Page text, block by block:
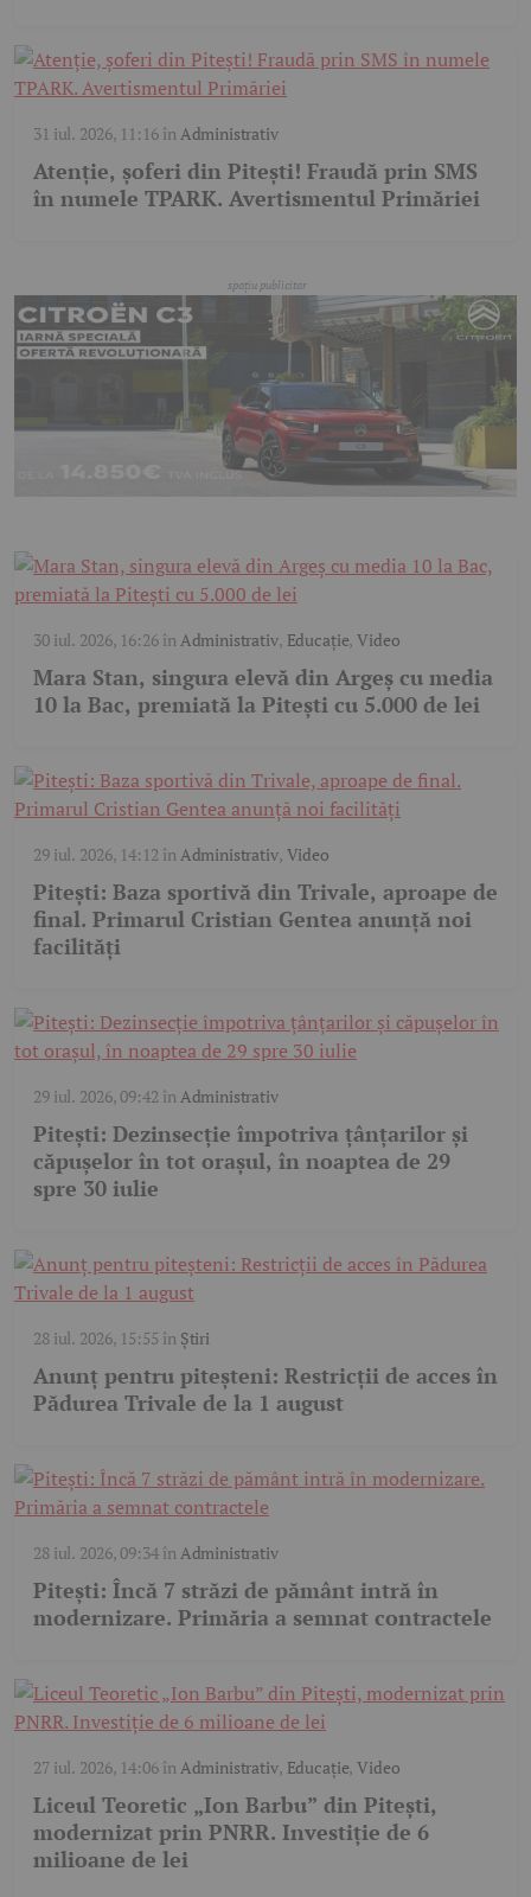
31 iul. 2026, 11:16înAdministrativ
Atenție, șoferi din Pitești! Fraudă prin SMS
în numele TPARK. Avertismentul Primăriei
30 iul. 2026, 16:26în Administrativ, Educație,Video
Mara Stan, singura elevă din Argeș cu media
10 la Bac, premiată la Pitești cu 5.000 de lei
29 iul. 2026, 14:12 în Administrativ, Video
Pitești: Baza sportivă din Trivale, aproape de
final. Primarul Cristian Gentea anunță noi
facilități
29 iul. 2026, 09:42 în Administrativ
Pitești: Dezinsecție împotriva țânțarilor și
căpușelor în tot orașul, în noaptea de 29
spre 30 iulie
28 iul. 2026, 15:55 în Știri
Anunț pentru piteșteni: Restricții de acces în
Pădurea Trivale de la 1 august
28 iul. 2026, 09:34în Administrativ
Pitești: Încă 7 străzi de pământ intră în
modernizare. Primăria a semnat contractele
27 iul. 2026, 14:06în Administrativ, Educație,Video
Liceul Teoretic „Ion Barbu” din Pitești,
modernizat prin PNRR. Investiție de 6
milioane de lei